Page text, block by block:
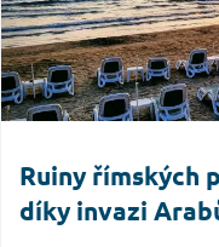
Ruiny římských
díky invazi